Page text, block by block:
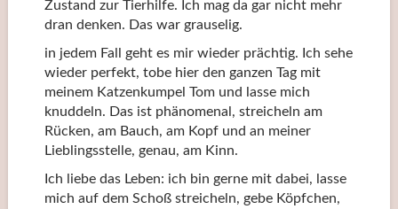
Zustand zur Tierhilfe. Ich mag da gar nicht mehr
dran denken. Das war grauselig.
in jedem Fall geht es mir wieder prächtig. Ich sehe
wieder perfekt, tobe hier den ganzen Tag mit
meinem Katzenkumpel Tom und lasse mich
knuddeln. Das ist phänomenal, streicheln am
Rücken, am Bauch, am Kopf und an meiner
Lieblingsstelle, genau, am Kinn.
Ich liebe das Leben: ich bin gerne mit dabei, lasse
mich auf dem Schoß streicheln, gebe Köpfchen,